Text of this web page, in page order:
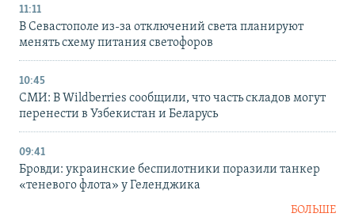
11:11
В Севастополе из-за отключений света планируют
менять схему питания светофоров
10:45
СМИ: В Wildberries сообщили, что часть складов могут
перенести в Узбекистан и Беларусь
09:41
Бровди: украинские беспилотники поразили танкер
«теневого флота» у Геленджика
БОЛЬШЕ